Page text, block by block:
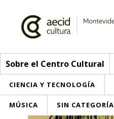
Sobre el Centro Cultural
CIENCIA Y TECNOLOGÍA
MÚSICA SIN CATEGORÍA